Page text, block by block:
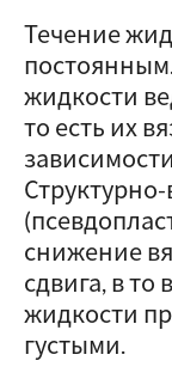
Течение
жидкости
то есть их
снижение
сдвига, в
жидкости
густыми.